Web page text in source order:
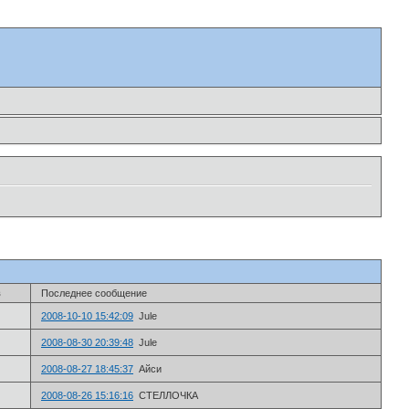
Последнее сообщение
2008-10-10 15:42:09 Jule
2008-08-30 20:39:48 Jule
2008-08-27 18:45:37 Айси
2008-08-26 15:16:16 СТЕЛЛОЧКА